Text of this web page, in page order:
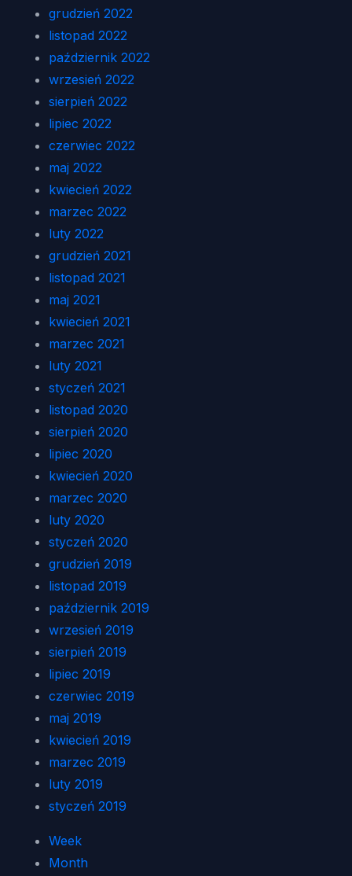
grudzień 2022
listopad 2022
październik 2022
wrzesień 2022
sierpień 2022
lipiec 2022
czerwiec 2022
maj 2022
kwiecień 2022
marzec 2022
luty 2022
grudzień 2021
listopad 2021
maj 2021
kwiecień 2021
marzec 2021
luty 2021
styczeń 2021
listopad 2020
sierpień 2020
lipiec 2020
kwiecień 2020
marzec 2020
luty 2020
styczeń 2020
grudzień 2019
listopad 2019
październik 2019
wrzesień 2019
sierpień 2019
lipiec 2019
czerwiec 2019
maj 2019
kwiecień 2019
marzec 2019
luty 2019
styczeń 2019
Week
Month